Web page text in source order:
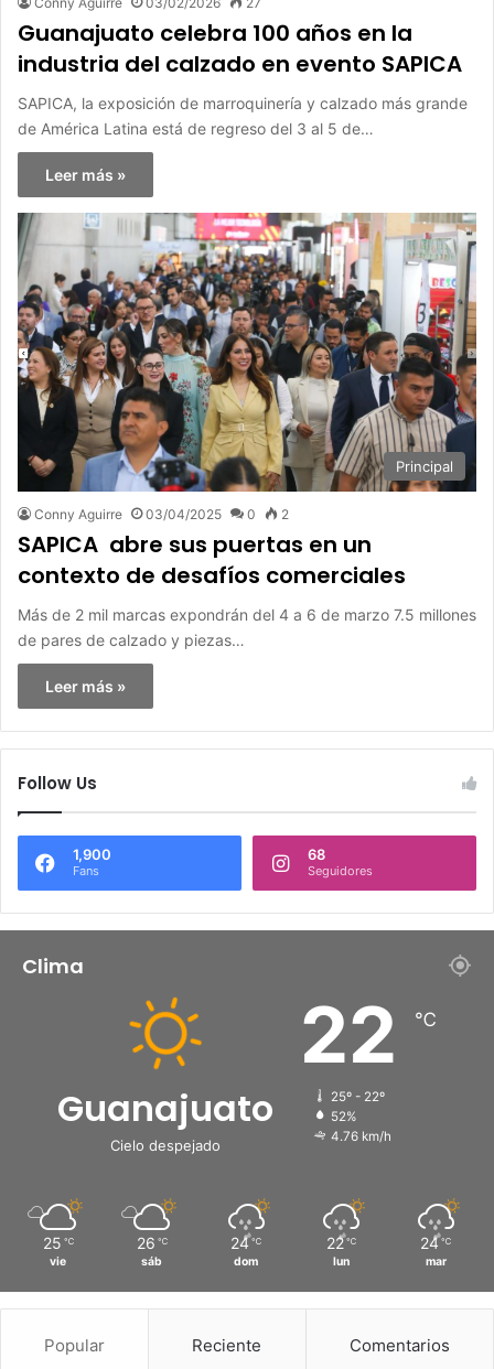
Guanajuato celebra 100 años en la
industria del calzado en evento SAPICA
SAPICA, la exposición de marroquinería y calzado más grande
de América Latina está de regreso del 3 al 5 de…
Leer más »
Principal
Conny Aguirre 03/04/2025 0 2
SAPICA abre sus puertas en un
contexto de desafíos comerciales
Más de 2 mil marcas expondrán del 4 a 6 de marzo 7.5 millones
de pares de calzado y piezas…
Leer más »
Follow Us
1,900
Fans
68
Seguidores
Clima
Guanajuato
Cielo despejado
22 ℃
25º - 22º
52%
4.76 km/h
25 ℃
vie
26 ℃
sáb
24 ℃
dom
22 ℃
lun
24 ℃
mar
Popular Reciente Comentarios